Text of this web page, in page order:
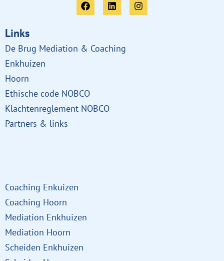
Links
De Brug Mediation & Coaching
Enkhuizen
Hoorn
Ethische code NOBCO
Klachtenreglement NOBCO
Partners & links
Coaching Enkuizen
Coaching Hoorn
Mediation Enkhuizen
Mediation Hoorn
Scheiden Enkhuizen